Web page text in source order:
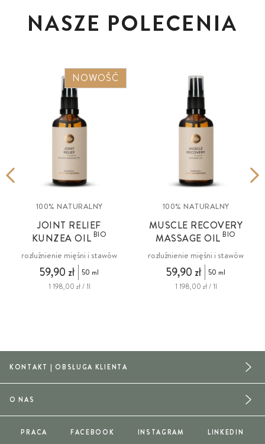
NASZE POLECENIA
NOWOŚĆ
100% NATURALNY
JOINT RELIEF
KUNZEA OILBIO
rozluźnienie mięśni i stawów
59,90 zł
50 ml
1 198,00 zł / 1l
100% NATURALNY
MUSCLE RECOVERY
MASSAGE OILBIO
rozluźnienie mięśni i stawów
59,90 zł
50 ml
1 198,00 zł / 1l
KONTAKT | OBSŁUGA KLIENTA
O NAS
PRACA FACEBOOK INSTAGRAM LINKEDIN